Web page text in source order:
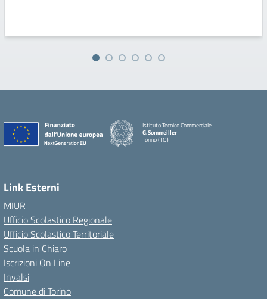
Istituto Tecnico Commerciale
G.Sommeiller
Torino (TO)
Link Esterni
MIUR
Ufficio Scolastico Regionale
Ufficio Scolastico Territoriale
Scuola in Chiaro
Iscrizioni On Line
Invalsi
Comune di Torino